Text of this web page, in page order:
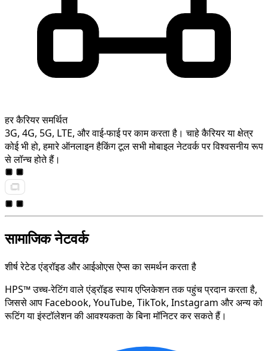
हर कैरियर समर्थित
3G, 4G, 5G, LTE, और वाई-फाई पर काम करता है। चाहे कैरियर या क्षेत्र
कोई भी हो, हमारे ऑनलाइन हैकिंग टूल सभी मोबाइल नेटवर्क पर विश्वसनीय रूप
से लॉन्च होते हैं।
सामाजिक नेटवर्क
शीर्ष रेटेड एंड्रॉइड और आईओएस ऐप्स का समर्थन करता है
HPS™ उच्च-रेटिंग वाले एंड्रॉइड स्पाय एप्लिकेशन तक पहुंच प्रदान करता है,
जिससे आप Facebook, YouTube, TikTok, Instagram और अन्य को
रूटिंग या इंस्टॉलेशन की आवश्यकता के बिना मॉनिटर कर सकते हैं।